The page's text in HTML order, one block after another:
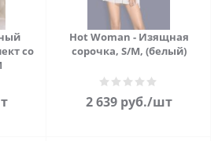
со
Hot Woman - Изящная
сорочка, S/M, (белый)
2 639 руб./шт